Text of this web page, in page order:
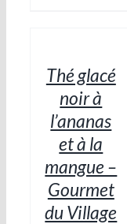
DÉTAILS
Thé glacé
noir à
l’ananas
et à la
mangue –
Gourmet
du Village